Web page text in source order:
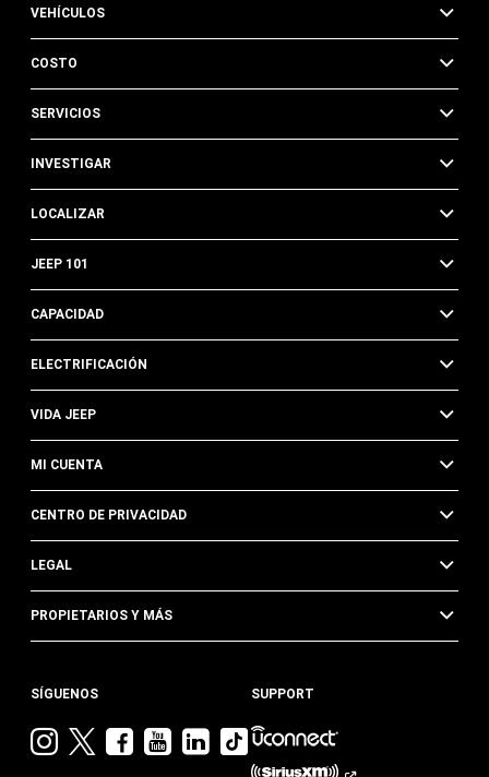
VEHÍCULOS
COSTO
SERVICIOS
INVESTIGAR
LOCALIZAR
JEEP 101
CAPACIDAD
ELECTRIFICACIÓN
VIDA JEEP
MI CUENTA
CENTRO DE PRIVACIDAD
LEGAL
PROPIETARIOS Y MÁS
SÍGUENOS
VisitaVisitaVisitaVisitaVisita
Jeep
Visita
Jeep
SUPPORT